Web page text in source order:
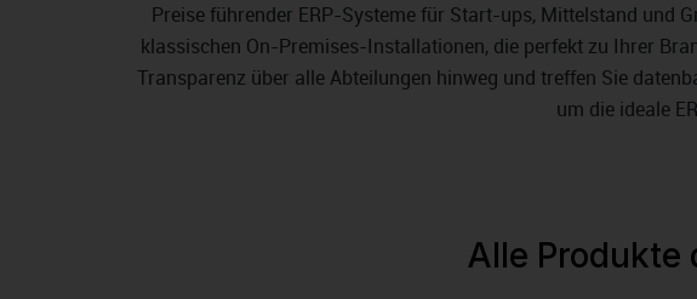
Preise führender ERP-Systeme für Start-ups, Mittelstand und
klassischen On-Premises-Installationen, die perfekt zu Ihrer
Transparenz über alle Abteilungen hinweg und treffen Sie
um die ideale
Alle Produkte